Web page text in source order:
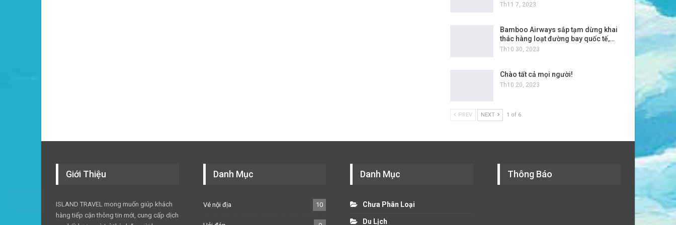
Th11 7, 2023
Bamboo Airways sắp tạm dừng khai
thác hàng loạt đường bay quốc tế,…
Th10 30, 2023
Chào tất cả mọi người!
Th10 20, 2023
PREV NEXT 1 of 6
Giới Thiệu
ISLAND TRAVEL mong muốn giúp khách
hàng tiếp cận thông tin mới, cung cấp dịch
Danh Mục
Vé nội địa 10
Danh Mục
Chưa Phân Loại
Du Lịch
Thông Báo